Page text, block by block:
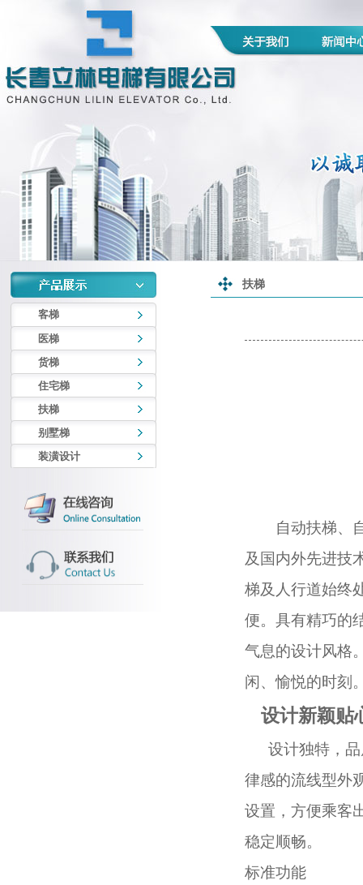
客梯
医梯
货梯
住宅梯
扶梯
别墅梯
装潢设计
扶梯
自动扶梯、自
及国内外先进技
梯及人行道始终
便。具有精巧的
气息的设计风格
闲、愉悦的时刻
设计新颖贴
设计独特，品
律感的流线型外
设置，方便乘客
稳定顺畅。
标准功能